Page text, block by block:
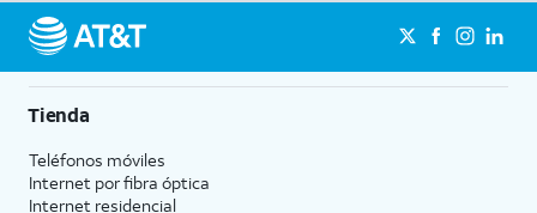
Tienda
Teléfonos móviles
Internet por fibra óptica
Internet residencial